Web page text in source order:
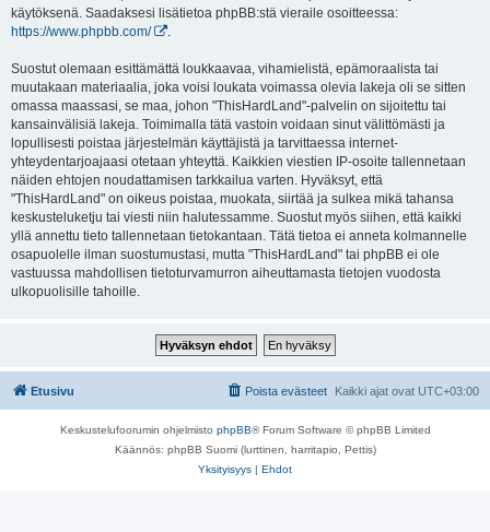
käytöksenä. Saadaksesi lisätietoa phpBB:stä vieraile osoitteessa:
https://www.phpbb.com/
Suostut olemaan esittämättä loukkaavaa, vihamielistä, epämoraalista tai
muutakaan materiaalia, joka voisi loukata voimassa olevia lakeja oli se sitten
omassa maassasi, se maa, johon "ThisHardLand"-palvelin on sijoitettu tai
kansainvälisiä lakeja. Toimimalla tätä vastoin voidaan sinut välittömästi ja
lopullisesti poistaa järjestelmän käyttäjistä ja tarvittaessa internet-
yhteydentarjoajaasi otetaan yhteyttä. Kaikkien viestien IP-osoite tallennetaan
näiden ehtojen noudattamisen tarkkailua varten. Hyväksyt, että
"ThisHardLand" on oikeus poistaa, muokata, siirtää ja sulkea mikä tahansa
keskusteluketju tai viesti niin halutessamme. Suostut myös siihen, että kaikki
yllä annettu tieto tallennetaan tietokantaan. Tätä tietoa ei anneta kolmannelle
osapuolelle ilman suostumustasi, mutta "ThisHardLand" tai phpBB ei ole
vastuussa mahdollisen tietoturvamurron aiheuttamasta tietojen vuodosta
ulkopuolisille tahoille.
Etusivu Kaikki ajat ovat UTC+03:00
Poista evästeet
Keskustelufoorumin ohjelmisto phpBB® Forum Software © phpBB Limited
Käännös: phpBB Suomi (lurttinen, harritapio, Pettis)
Yksityisyys | Ehdot